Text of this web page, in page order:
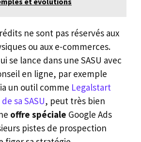
ne sont pas réservés aux
ou aux e-commerces.
se lance dans une SASU avec
en ligne, par exemple
un outil comme Legalstart
sa SASU, peut très bien
offre spéciale Google Ads
pistes de prospection